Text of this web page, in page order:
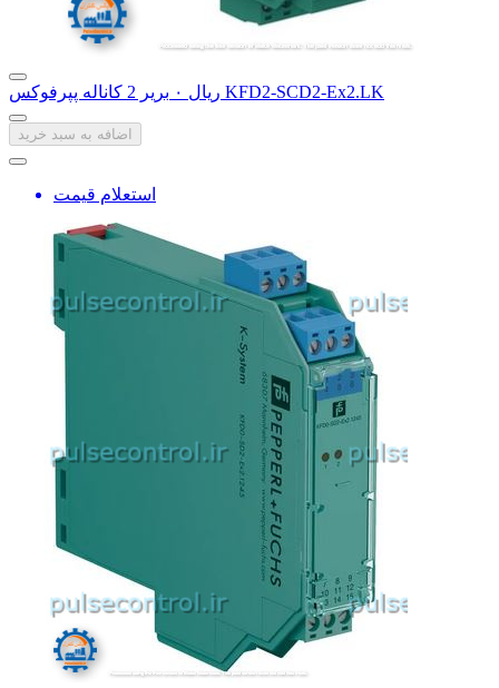
‎ریال ۰ بریر 2 کاناله پپرفوکس KFD2-SCD2-Ex2.LK
اضافه به سبد خرید
استعلام قیمت